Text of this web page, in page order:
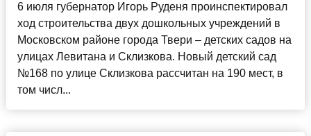
6 июля губернатор Игорь Руденя проинспектировал
ход строительства двух дошкольных учреждений в
Московском районе города Твери – детских садов на
улицах Левитана и Склизкова. Новый детский сад
№168 по улице Склизкова рассчитан на 190 мест, в
том числ...